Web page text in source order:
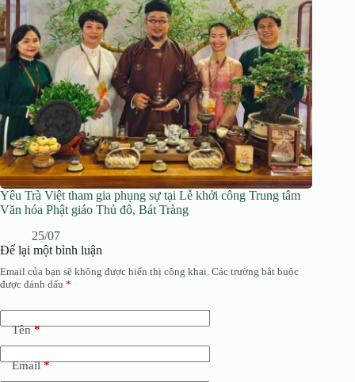
Yêu Trà Việt tham gia phụng sự tại Lễ khởi công Trung tâm
Văn hóa Phật giáo Thủ đô, Bát Tràng
25/07
Để lại một bình luận
Email của bạn sẽ không được hiển thị công khai. Các trường bắt buộc
được đánh dấu *
Tên*
Email*